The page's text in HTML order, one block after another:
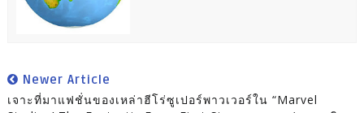
Newer Article
เจาะที่มาแฟชั่นของเหล่าฮีโร่ซูเปอร์พาวเวอร์ใน “Marvel